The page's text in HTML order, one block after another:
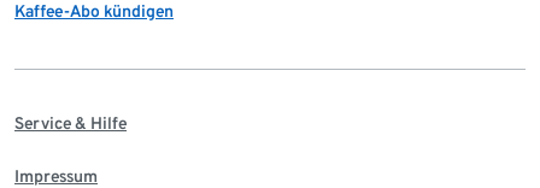
Kaffee-Abo kündigen
Service & Hilfe
Impressum